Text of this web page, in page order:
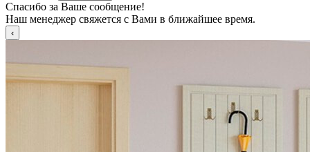
Спасибо за Ваше сообщение!
Наш менеджер свяжется с Вами в ближайшее время.